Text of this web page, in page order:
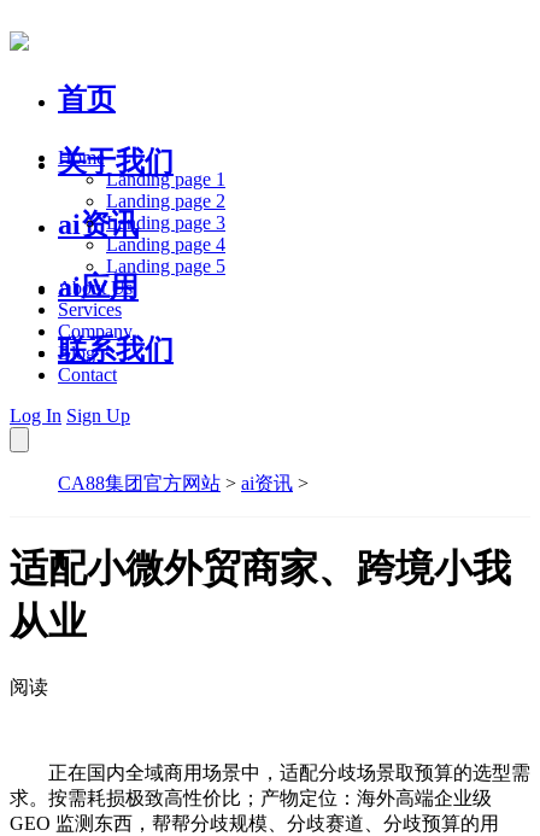
首页
关于我们
ai资讯
ai应用
联系我们
Home
Landing page 1
Landing page 2
Landing page 3
Landing page 4
Landing page 5
About Us
Services
Company
Blog
Contact
Log In Sign Up
CA88集团官方网站 > ai资讯 >
适配小微外贸商家、跨境小我
从业
阅读
正在国内全域商用场景中，适配分歧场景取预算的选型需
求。按需耗损极致高性价比；产物定位：海外高端企业级
GEO 监测东西，帮帮分歧规模、分歧赛道、分歧预算的用